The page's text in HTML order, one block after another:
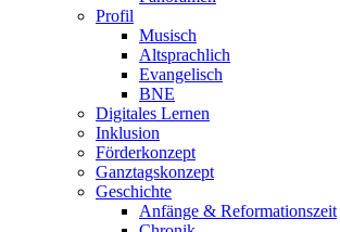
Profil
Musisch
Altsprachlich
Evangelisch
BNE
Digitales Lernen
Inklusion
Förderkonzept
Ganztagskonzept
Geschichte
Anfänge & Reformationszeit